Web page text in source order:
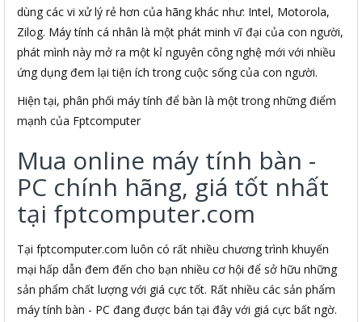
dùng các vi xử lý rẻ hơn của hãng khác như: Intel, Motorola,
Zilog. Máy tính cá nhân là một phát minh vĩ đại của con người,
phát mình này mở ra một kỉ nguyên công nghệ mới với nhiều
ứng dụng đem lại tiện ích trong cuộc sống của con người.
Hiện tại, phân phối máy tính để bàn là một trong những điểm
mạnh của Fptcomputer
Mua online máy tính bàn -
PC chính hãng, giá tốt nhất
tại fptcomputer.com
Tại fptcomputer.com luôn có rất nhiều chương trình khuyến
mại hấp dẫn đem đến cho bạn nhiều cơ hội để sở hữu những
sản phẩm chất lượng với giá cực tốt. Rất nhiều các sản phẩm
máy tính bàn - PC đang được bán tại đây với giá cực bất ngờ.